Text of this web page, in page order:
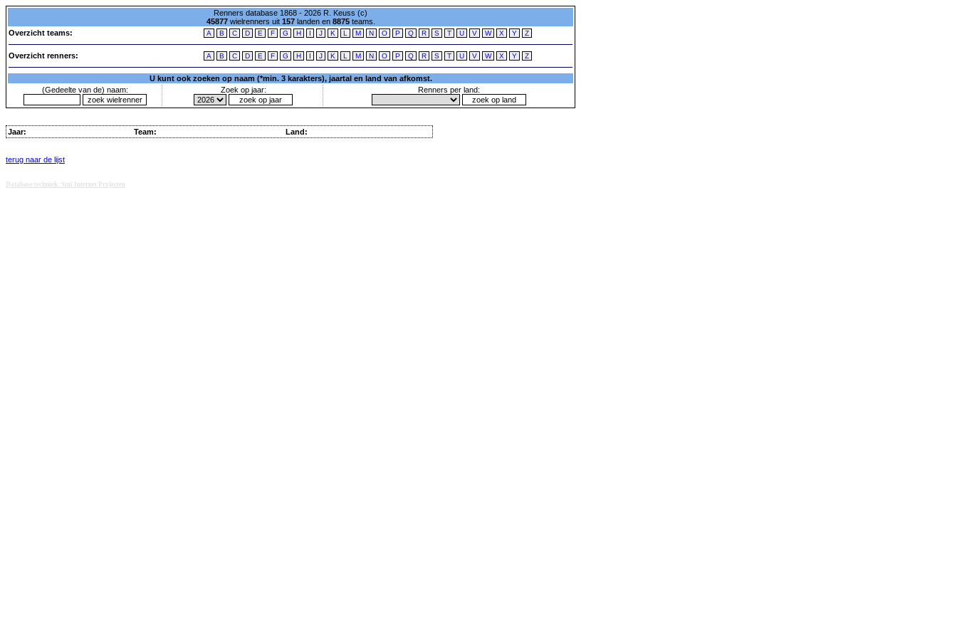
Renners database 1868 - 2026 R. Keuss (c)
45877wielrenners uit 157landen en 8875teams.
Overzicht teams:
A B C D E F G H I J K L M N O P Q R S T U V W X Y Z
Overzicht renners: A B C D E F G H I J K L M N O P Q R S T U V W X Y Z
U kunt ook zoeken op naam (*min. 3 karakters), jaartal en land van afkomst.
(Gedeelte van de) naam:
Zoek op jaar: Renners per land:
Jaar: Team: Land:
terug naar de lijst
Database techniek: Sini Internet Projecten